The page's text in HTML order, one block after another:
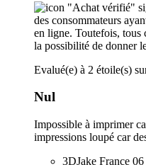
"Achat vérifié"
des consommateurs
en ligne. Toutefois, tous
la possibilité de donner
Evalué(e) à 2 étoile(s)
Nul
Impossible à imprimer
impressions loupé car
3DJake France 06